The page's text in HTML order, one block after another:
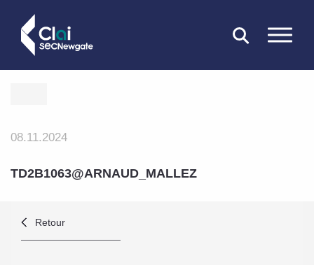
FERMER
08.11.2024
TD2B1063@ARNAUD_MALLEZ
Retour